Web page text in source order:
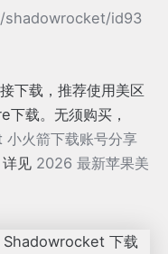
id93
下载，推荐使用美区
载。无须购买，
小火箭下载账号分享
详见 2026 最新苹果美